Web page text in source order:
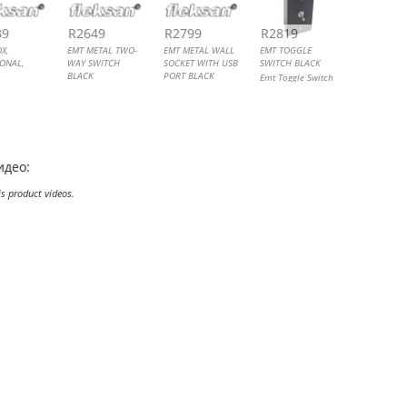
R2649
EMT METAL TWO-
WAY SWITCH
BLACK
R2799
EMT METAL WALL
SOCKET WITH USB
PORT BLACK
R2819
EMT TOGGLE
SWITCH BLACK
Emt Toggle Switch
product videos.